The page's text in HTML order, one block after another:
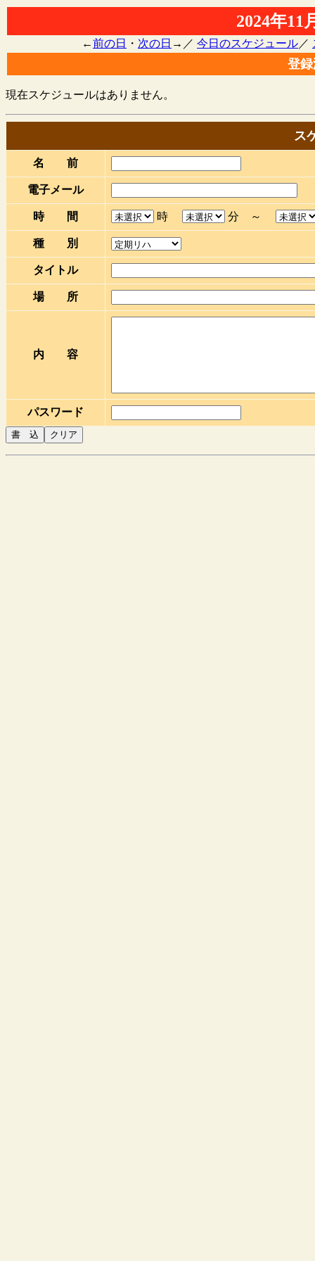
2024年
←前の日 ・ 次の日 →／ 今日のスケジュール／
登
現在スケジュールはありません。
ス
名 前
電子メール
時 間 時 分 ～
種 別
タイトル
場 所
内 容
パスワード